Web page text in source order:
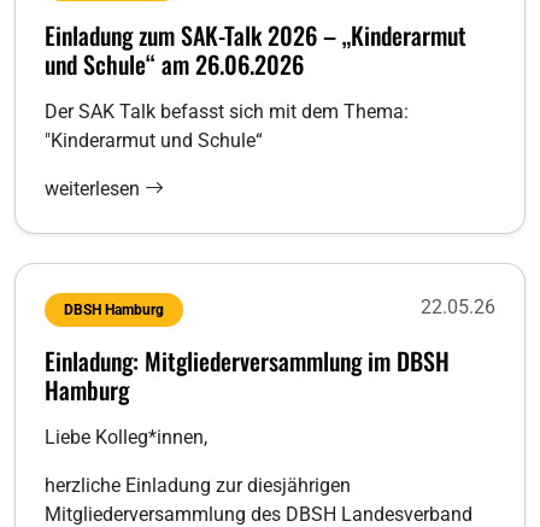
Einladung zum SAK-Talk 2026 – „Kinderarmut
und Schule“ am 26.06.2026
Der SAK Talk befasst sich mit dem Thema:
"Kinderarmut und Schule“
weiterlesen
DBSH Hamburg 22.05.26
Einladung: Mitgliederversammlung im DBSH
Hamburg
Liebe Kolleg*innen,
herzliche Einladung zur diesjährigen
Mitgliederversammlung des DBSH Landesverband